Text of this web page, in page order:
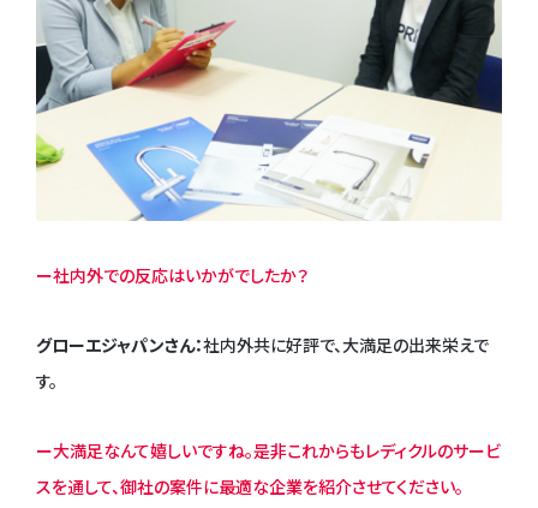
ー社内外での反応はいかがでしたか？
グローエジャパンさん：社内外共に好評で、大満足の出来栄えで
す。
ー大満足なんて嬉しいですね。是非これからもレディクルのサービ
スを通して、御社の案件に最適な企業を紹介させてください。